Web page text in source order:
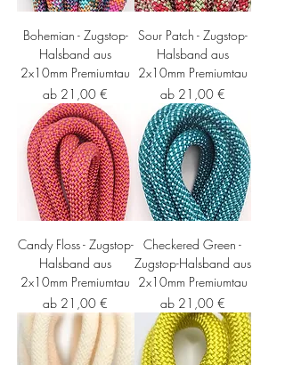
Bohemian - Zugstop-
Halsband aus
2x10mm Premiumtau
ab 21,00 €
Sale-Preis
Sour Patch - Zugstop-
Halsband aus
2x10mm Premiumtau
ab 21,00 €
Sale-Preis
Candy Floss - Zugstop-
Halsband aus
2x10mm Premiumtau
ab 21,00 €
Sale-Preis
Checkered Green -
Zugstop-Halsband aus
2x10mm Premiumtau
ab 21,00 €
Sale-Preis